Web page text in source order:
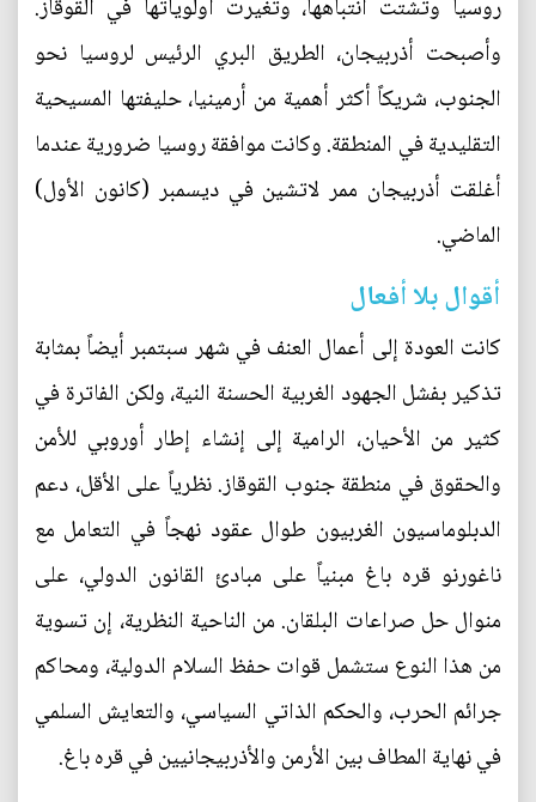
روسيا وتشتت انتباهها، وتغيرت أولوياتها في القوقاز.
وأصبحت أذربيجان، الطريق البري الرئيس لروسيا نحو
الجنوب، شريكاً أكثر أهمية من أرمينيا، حليفتها المسيحية
التقليدية في المنطقة. وكانت موافقة روسيا ضرورية عندما
أغلقت أذربيجان ممر لاتشين في ديسمبر (كانون الأول)
الماضي.
أقوال بلا أفعال
كانت العودة إلى أعمال العنف في شهر سبتمبر أيضاً بمثابة
تذكير بفشل الجهود الغربية الحسنة النية، ولكن الفاترة في
كثير من الأحيان، الرامية إلى إنشاء إطار أوروبي للأمن
والحقوق في منطقة جنوب القوقاز. نظرياً على الأقل، دعم
الدبلوماسيون الغربيون طوال عقود نهجاً في التعامل مع
ناغورنو قره باغ مبنياً على مبادئ القانون الدولي، على
منوال حل صراعات البلقان. من الناحية النظرية، إن تسوية
من هذا النوع ستشمل قوات حفظ السلام الدولية، ومحاكم
جرائم الحرب، والحكم الذاتي السياسي، والتعايش السلمي
في نهاية المطاف بين الأرمن والأذربيجانيين في قره باغ.